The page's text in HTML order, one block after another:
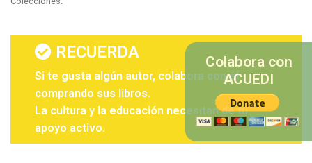
RECUERDA
Si te gusta algún autor, colabora con él
comprando sus libros.
La cultura y la educación necesitan de tu
apoyo activo.
Colabora con
ACUEDI